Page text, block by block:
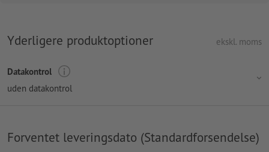
Yderligere produktoptioner ekskl. moms
Datakontrol
uden datakontrol
Forventet leveringsdato (Standardforsendelse)